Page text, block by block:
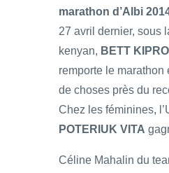
marathon d’Albi
27 avril dernier, sous
kenyan, BETT
remporte le marathon
de choses près du
Chez les féminines,
POTERIUK VITA
Céline Mahalin du